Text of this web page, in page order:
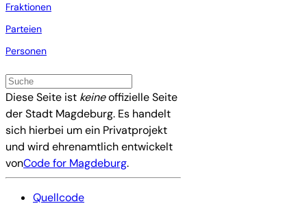
Fraktionen
Parteien
Personen
Diese Seite ist keineoffizielle Seite
der Stadt Magdeburg. Es handelt
sich hierbei um ein Privatprojekt
und wird ehrenamtlich entwickelt
vonCode for Magdeburg.
Quellcode